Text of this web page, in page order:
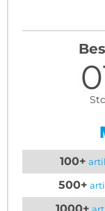
Std
100+
500+